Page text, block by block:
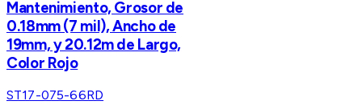
Mantenimiento, Grosor de
0.18mm (7 mil), Ancho de
19mm, y 20.12m de Largo,
Color Rojo
ST17-075-66RD